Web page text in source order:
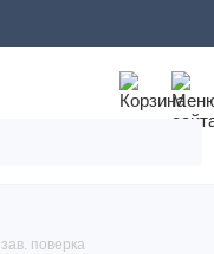
поверка